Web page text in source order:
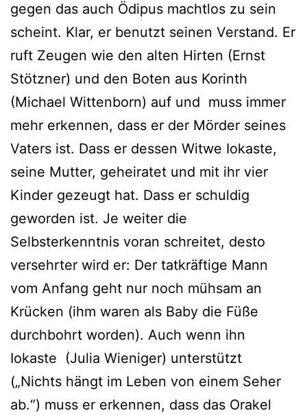
gegen das auch Ödipus machtlos zu sein
scheint. Klar, er benutzt seinen Verstand. Er
ruft Zeugen wie den alten Hirten (Ernst
Stötzner) und den Boten aus Korinth
(Michael Wittenborn) auf und muss immer
mehr erkennen, dass er der Mörder seines
Vaters ist. Dass er dessen Witwe Iokaste,
seine Mutter, geheiratet und mit ihr vier
Kinder gezeugt hat. Dass er schuldig
geworden ist. Je weiter die
Selbsterkenntnis voran schreitet, desto
versehrter wird er: Der tatkräftige Mann
vom Anfang geht nur noch mühsam an
Krücken (ihm waren als Baby die Füße
durchbohrt worden). Auch wenn ihn
Iokaste (Julia Wieniger) unterstützt
(„Nichts hängt im Leben von einem Seher
ab.“) muss er erkennen, dass das Orakel